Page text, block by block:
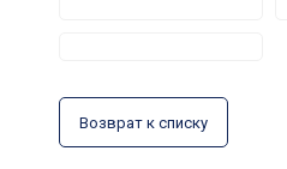
Возврат к списку